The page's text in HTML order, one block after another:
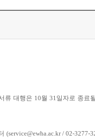
류 대행은 10월 31일자로 종료
(service@ewha.ac.kr / 02-3277-